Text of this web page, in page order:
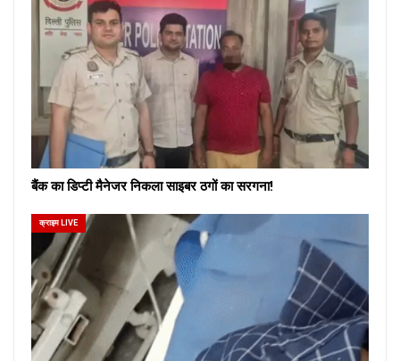
बैंक का डिप्टी मैनेजर निकला साइबर ठगों का सरगना!
क्राइम LIVE